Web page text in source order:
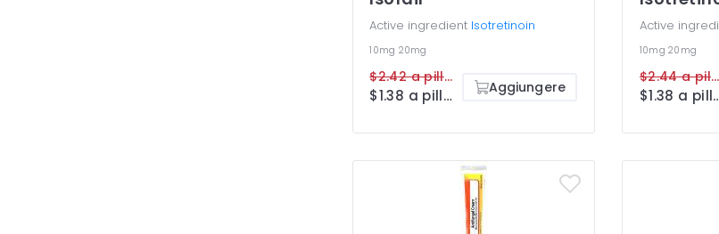
Active ingredient Isotretinoin
10mg 20mg
$2.42 a pillola
$1.38 a pillola Aggiungere
Active
10mg 20mg
$2.44 a pillola